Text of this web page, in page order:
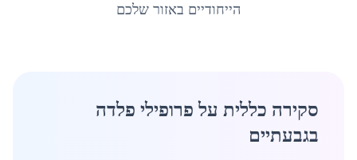
הייחודיים באזור שלכם
סקירה כללית על פרופילי פלדה
בגבעתיים